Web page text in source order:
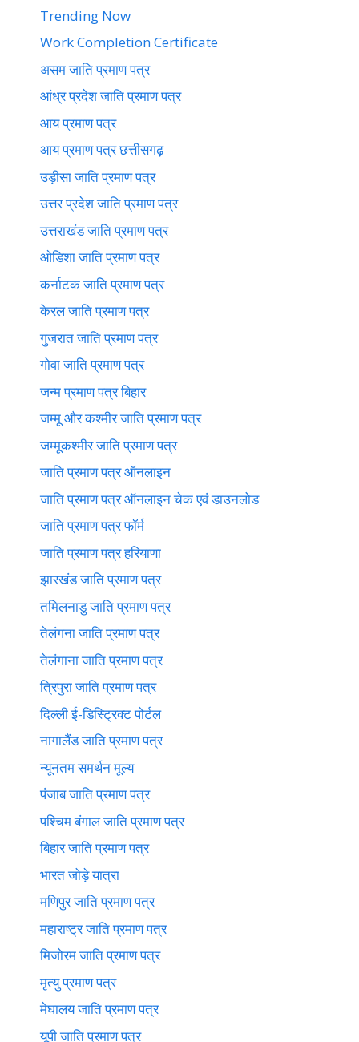
Trending Now
Work Completion Certificate
असम जाति प्रमाण पत्र
आंध्र प्रदेश जाति प्रमाण पत्र
आय प्रमाण पत्र
आय प्रमाण पत्र छत्तीसगढ़
उड़ीसा जाति प्रमाण पत्र
उत्तर प्रदेश जाति प्रमाण पत्र
उत्तराखंड जाति प्रमाण पत्र
ओडिशा जाति प्रमाण पत्र
कर्नाटक जाति प्रमाण पत्र
केरल जाति प्रमाण पत्र
गुजरात जाति प्रमाण पत्र
गोवा जाति प्रमाण पत्र
जन्म प्रमाण पत्र बिहार
जम्मू और कश्मीर जाति प्रमाण पत्र
जम्मूकश्मीर जाति प्रमाण पत्र
जाति प्रमाण पत्र ऑनलाइन
जाति प्रमाण पत्र ऑनलाइन चेक एवं डाउनलोड
जाति प्रमाण पत्र फॉर्म
जाति प्रमाण पत्र हरियाणा
झारखंड जाति प्रमाण पत्र
तमिलनाडु जाति प्रमाण पत्र
तेलंगना जाति प्रमाण पत्र
तेलंगाना जाति प्रमाण पत्र
त्रिपुरा जाति प्रमाण पत्र
दिल्ली ई-डिस्ट्रिक्ट पोर्टल
नागालैंड जाति प्रमाण पत्र
न्यूनतम समर्थन मूल्य
पंजाब जाति प्रमाण पत्र
पश्चिम बंगाल जाति प्रमाण पत्र
बिहार जाति प्रमाण पत्र
भारत जोड़े यात्रा
मणिपुर जाति प्रमाण पत्र
महाराष्ट्र जाति प्रमाण पत्र
मिजोरम जाति प्रमाण पत्र
मृत्यु प्रमाण पत्र
मेघालय जाति प्रमाण पत्र
यूपी जाति प्रमाण पत्र